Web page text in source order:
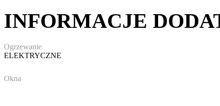
INFORMACJE
Ogrzewanie
ELEKTRYCZNE
Okna